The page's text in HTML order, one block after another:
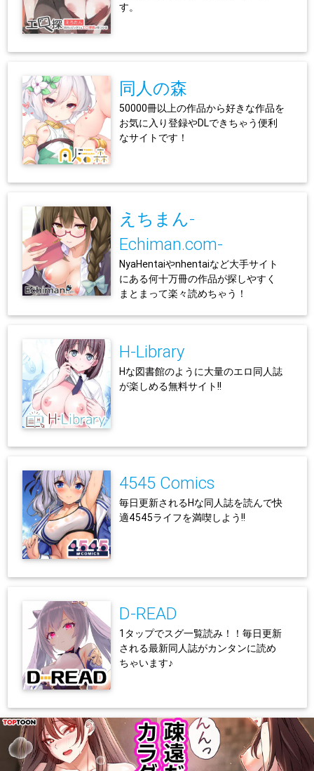
す。
同人の森
50000冊以上の作品から好きな作品を
お気に入り登録やDLできちゃう便利
なサイトです！
えちまん-
Echiman.com-
NyaHentaiやnhentaiなど大手サイト
にある何十万冊の作品が探しやすく
まとまって楽々読めちゃう！
H-Library
Hな図書館のように大量のエロ同人誌
が楽しめる無料サイト!!
4545 Comics
毎日更新されるHな同人誌を読んで快
適4545ライフを満喫しよう!!
D-READ
1タップでスグ一覧読み！！毎日更新
される最新同人誌がカンタンに読め
ちゃいます♪